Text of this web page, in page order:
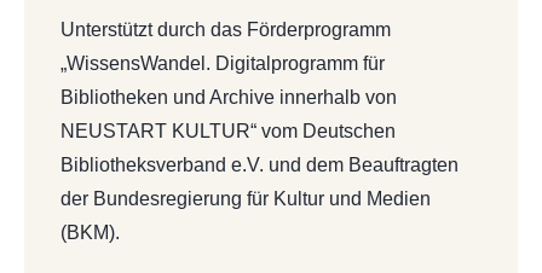
Unterstützt durch das Förderprogramm
„WissensWandel. Digitalprogramm für
Bibliotheken und Archive innerhalb von
NEUSTART KULTUR“ vom Deutschen
Bibliotheksverband e.V. und dem Beauftragten
der Bundesregierung für Kultur und Medien
(BKM).